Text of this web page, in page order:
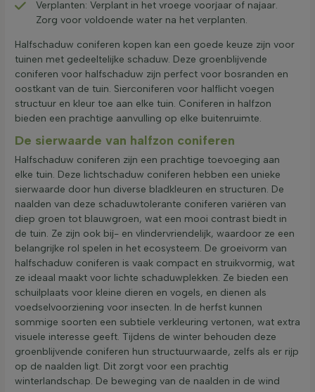
Verplanten: Verplant in het vroege voorjaar of najaar.
Zorg voor voldoende water na het verplanten.
Halfschaduw coniferen kopen kan een goede keuze zijn voor
tuinen met gedeeltelijke schaduw. Deze groenblijvende
coniferen voor halfschaduw zijn perfect voor bosranden en
oostkant van de tuin. Sierconiferen voor halflicht voegen
structuur en kleur toe aan elke tuin. Coniferen in halfzon
bieden een prachtige aanvulling op elke buitenruimte.
De sierwaarde van halfzon coniferen
Halfschaduw coniferen zijn een prachtige toevoeging aan
elke tuin. Deze lichtschaduw coniferen hebben een unieke
sierwaarde door hun diverse bladkleuren en structuren. De
naalden van deze schaduwtolerante coniferen variëren van
diep groen tot blauwgroen, wat een mooi contrast biedt in
de tuin. Ze zijn ook bij- en vlindervriendelijk, waardoor ze een
belangrijke rol spelen in het ecosysteem. De groeivorm van
halfschaduw coniferen is vaak compact en struikvormig, wat
ze ideaal maakt voor lichte schaduwplekken. Ze bieden een
schuilplaats voor kleine dieren en vogels, en dienen als
voedselvoorziening voor insecten. In de herfst kunnen
sommige soorten een subtiele verkleuring vertonen, wat extra
visuele interesse geeft. Tijdens de winter behouden deze
groenblijvende coniferen hun structuurwaarde, zelfs als er rijp
op de naalden ligt. Dit zorgt voor een prachtig
winterlandschap. De beweging van de naalden in de wind